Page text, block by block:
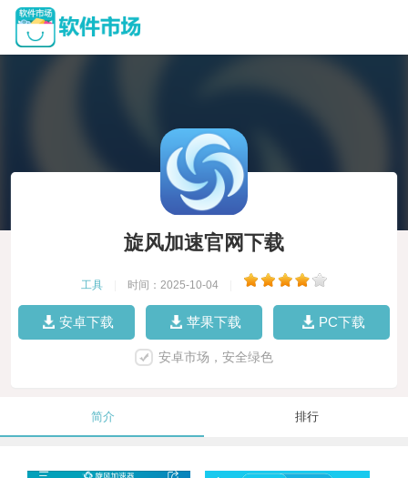
旋风加速官网下载
工具 时间：2025-10-04
安卓下载 苹果下载 PC下载
安卓市场，安全绿色
简介 排行